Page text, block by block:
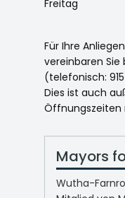
Freitag
Für Ihre
vereinbaren
(telefonisch:
Dies ist auch
Öffnungszeiten
Mayors
Wutha-